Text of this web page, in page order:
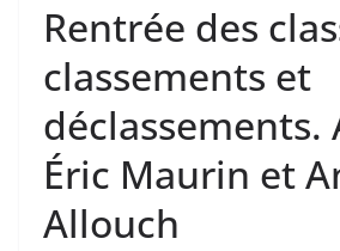
Rentrée des
classements et
déclassements.
Éric Maurin et
Allouch